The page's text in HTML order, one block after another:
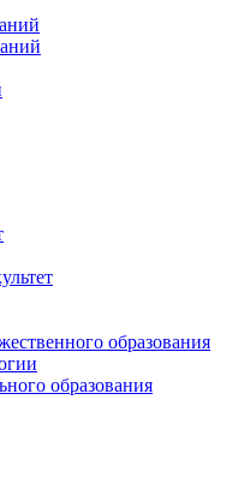
образования
образования